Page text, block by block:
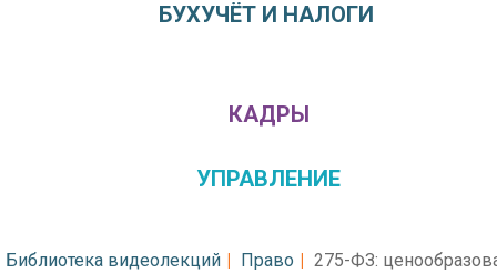
БУХУЧЁТ И НАЛОГИ
КАДРЫ
УПРАВЛЕНИЕ
Библиотека видеолекций Право 275-ФЗ: